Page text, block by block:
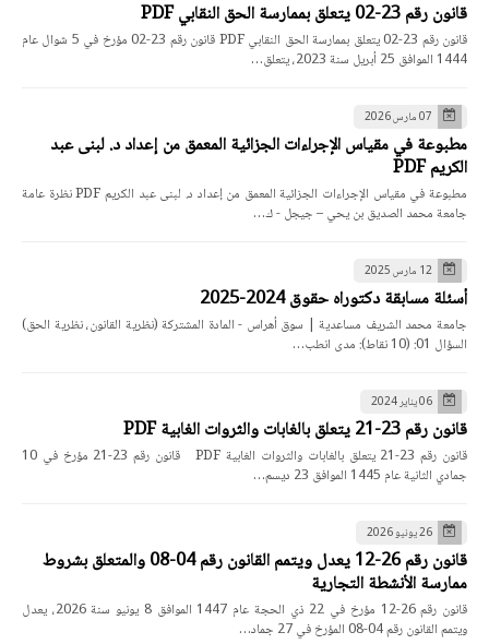
قانون رقم 23-02 يتعلق بممارسة الحق النقابي PDF
قانون رقم 23-02 يتعلق بممارسة الحق النقابي PDF قانون رقم 23-02 مؤرخ في 5 شوال عام
1444 الموافق 25 أبريل سنة 2023، يتعلق…
07 مارس 2026
مطبوعة في مقياس الإجراءات الجزائية المعمق من إعداد د. لبنى عبد
الكريم PDF
مطبوعة في مقياس الإجراءات الجزائية المعمق من إعداد د. لبنى عبد الكريم PDF نظرة عامة
جامعة محمد الصديق بن يحي – جيجل - ك…
12 مارس 2025
أسئلة مسابقة دكتوراه حقوق 2024-2025
جامعة محمد الشريف مساعدية | سوق أهراس - المادة المشتركة (نظرية القانون، نظرية الحق)
السؤال 01: (10 نقاط): مدى انطب…
06 يناير 2024
قانون رقم 23-21 يتعلق بالغابات والثروات الغابية PDF
قانون رقم 23-21 يتعلق بالغابات والثروات الغابية PDF قانون رقم 23-21 مؤرخ في 10
جمادي الثانية عام 1445 الموافق 23 ديسم…
26 يونيو 2026
قانون رقم 26-12 يعدل ويتمم القانون رقم 04-08 والمتعلق بشروط
ممارسة الأنشطة التجارية
قانون رقم 26-12 مؤرخ في 22 ذي الحجة عام 1447 الموافق 8 يونيو سنة 2026، يعدل
ويتمم القانون رقم 04-08 المؤرخ في 27 جماد…